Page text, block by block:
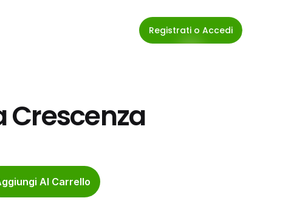
Registrati o Accedi
Crescenza
Al Carrello